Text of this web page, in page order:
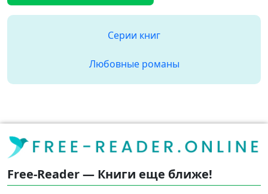
Серии книг
Любовные романы
Free-Reader — Книги еще ближе!